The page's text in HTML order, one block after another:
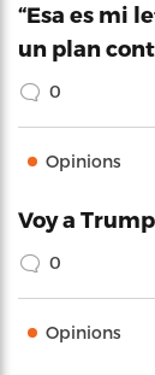
“Esa es mi
un plan
0
Opinions
Voy a
0
Opinions